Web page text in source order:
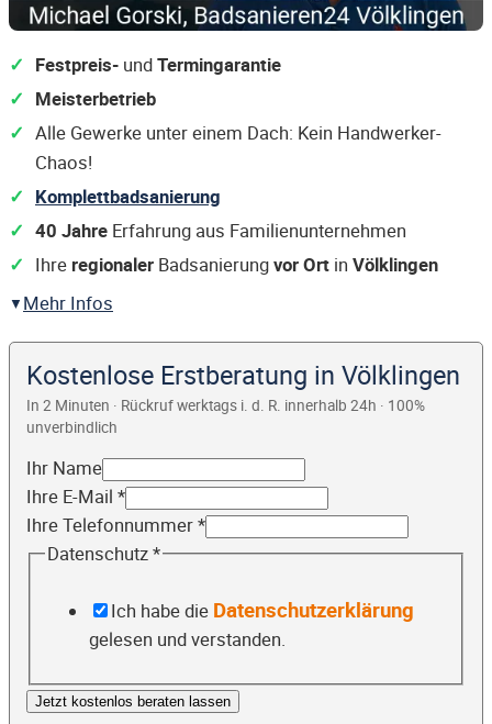
Festpreis- undTermingarantie
Meisterbetrieb
Alle Gewerke unter einem Dach: Kein Handwerker-
Chaos!
Komplettbadsanierung
40 Jahre Erfahrung aus Familienunternehmen
Ihre regionaler Badsanierungvor Ort in Völklingen
Mehr Infos
Kostenlose Erstberatung in Völklingen
In 2 Minuten · Rückruf werktags i. d. R. innerhalb 24h · 100%
unverbindlich
Ihr Name
Ihre E-Mail *
Ihre Telefonnummer*
Datenschutz*
Ich habe die Datenschutzerklärung
gelesen und verstanden.
Jetzt kostenlos beraten lassen